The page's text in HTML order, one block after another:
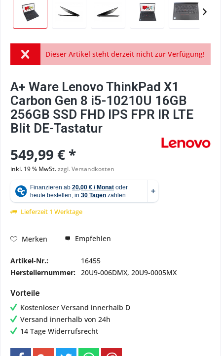
Dieser Artikel steht derzeit nicht zur Verfügung!
A+ Ware Lenovo ThinkPad X1
Carbon Gen 8 i5-10210U 16GB
256GB SSD FHD IPS FPR IR LTE
Blit DE-Tastatur
549,99 € *
inkl. 19 % MwSt.zzgl. Versandkosten
Lieferzeit 1 Werktage
Merken Empfehlen
Artikel-Nr.:
16455
Herstellernummer: 20U9-006DMX, 20U9-0005MX
Vorteile
Kostenloser Versand innerhalb D
Versand innerhalb von 24h
14 Tage Widerrufsrecht